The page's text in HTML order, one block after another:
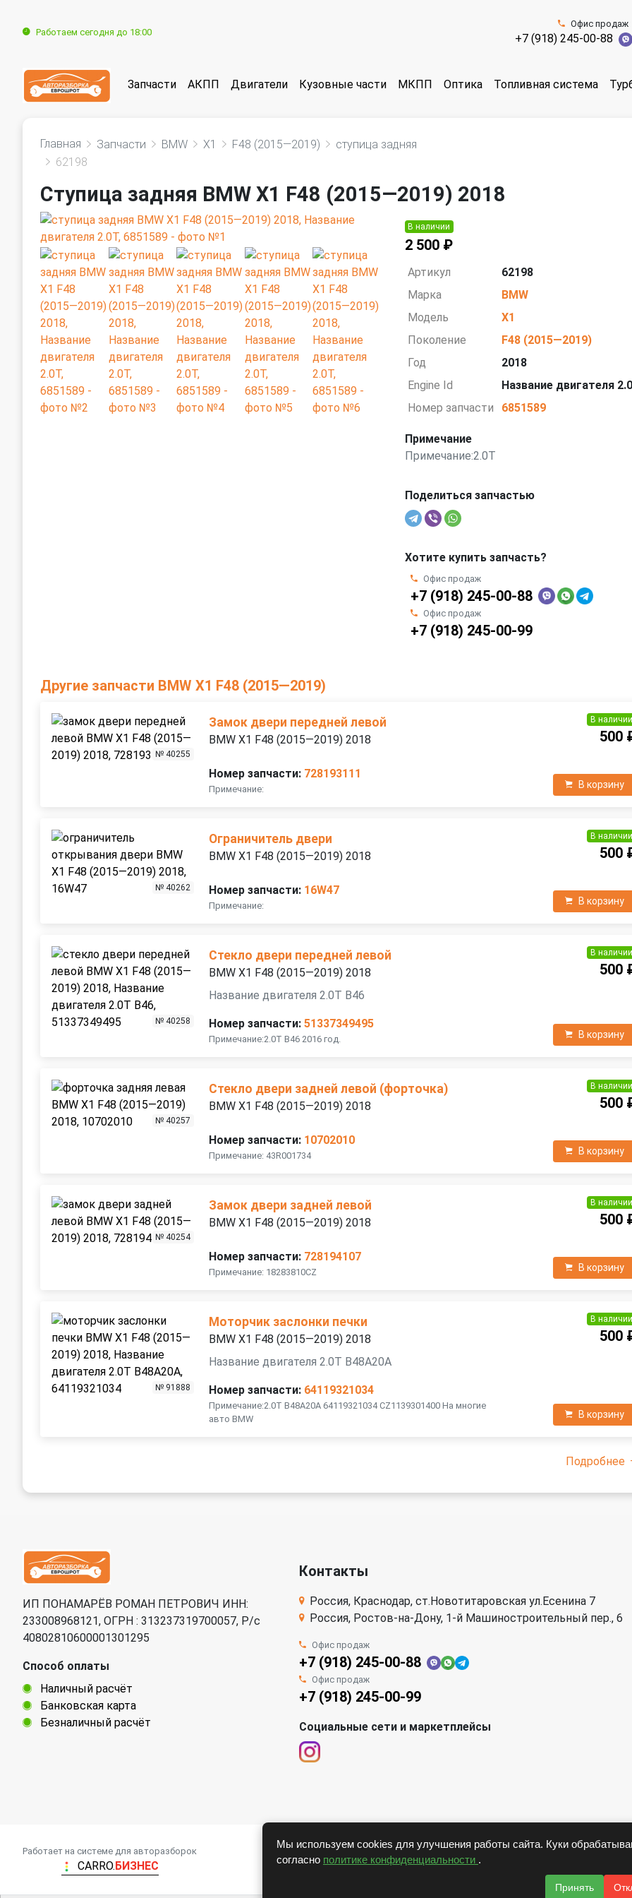
Работаем сегодня до 18:00
Офис продаж
+7 (918) 245-00-88
Запчасти АКПП Двигатели Кузовные части МКПП Оптика Топливная система
Главная Запчасти BMW X1 F48 (2015—2019)
ступица задняя
62198
Ступица задняя BMW X1 F48 (2015—2019) 2018
В наличии
2 500 ₽
Артикул
62198
Марка
BMW
Модель
X1
Поколение
F48 (2015—2019)
Год
2018
Engine Id
Название двигателя
Номер запчасти
6851589
Примечание
Примечание:2.0T
Поделиться запчастью
Хотите купить запчасть?
Офис продаж
+7 (918) 245-00-88
Офис продаж
+7 (918) 245-00-99
Другие запчасти BMW X1 F48 (2015—2019)
№ 40255
Замок двери передней левой
BMW X1 F48 (2015—2019) 2018
Номер запчасти: 728193111
Примечание:
В наличии
500
В корзину
№ 40262
Ограничитель двери
BMW X1 F48 (2015—2019) 2018
Номер запчасти: 16W47
Примечание:
В наличии
500
В корзину
№ 40258
Стекло двери передней левой
BMW X1 F48 (2015—2019) 2018
Название двигателя 2.0T B46
Номер запчасти: 51337349495
Примечание:2.0T B46 2016 год.
В наличии
500
В корзину
№ 40257
Стекло двери задней левой (форточка)
BMW X1 F48 (2015—2019) 2018
Номер запчасти: 10702010
Примечание: 43R001734
В наличии
500
В корзину
№ 40254
Замок двери задней левой
BMW X1 F48 (2015—2019) 2018
Номер запчасти: 728194107
Примечание: 18283810CZ
В наличии
500
В корзину
№ 91888
Моторчик заслонки печки
BMW X1 F48 (2015—2019) 2018
Название двигателя 2.0T B48A20A
Номер запчасти: 64119321034
Примечание:2.0T B48A20A 64119321034 CZ1139301400 На многие
авто BMW
В наличии
500
В корзину
Подробнее
ИП ПОНАМАРЁВ РОМАН ПЕТРОВИЧ ИНН:
233008968121, ОГРН : 313237319700057, Р/c
40802810600001301295
Способ оплаты
Наличный расчёт
Банковская карта
Безналичный расчёт
Контакты
Россия, Краснодар, ст.Новотитаровская ул.Есенина 7
Россия, Ростов-на-Дону, 1-й Машиностроительный пер., 6
Офис продаж
+7 (918) 245-00-88
Офис продаж
+7 (918) 245-00-99
Социальные сети и маркетплейсы
Работает на системе для авторазборок
CARRO.БИЗНЕС
Мы используем cookies для улучшения работы сайта. Куки
согласно политике конфиденциальности .
Принять